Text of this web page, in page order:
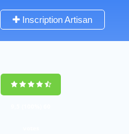
Inscription Artisan